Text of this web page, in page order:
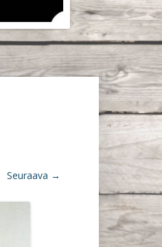
Seuraava →